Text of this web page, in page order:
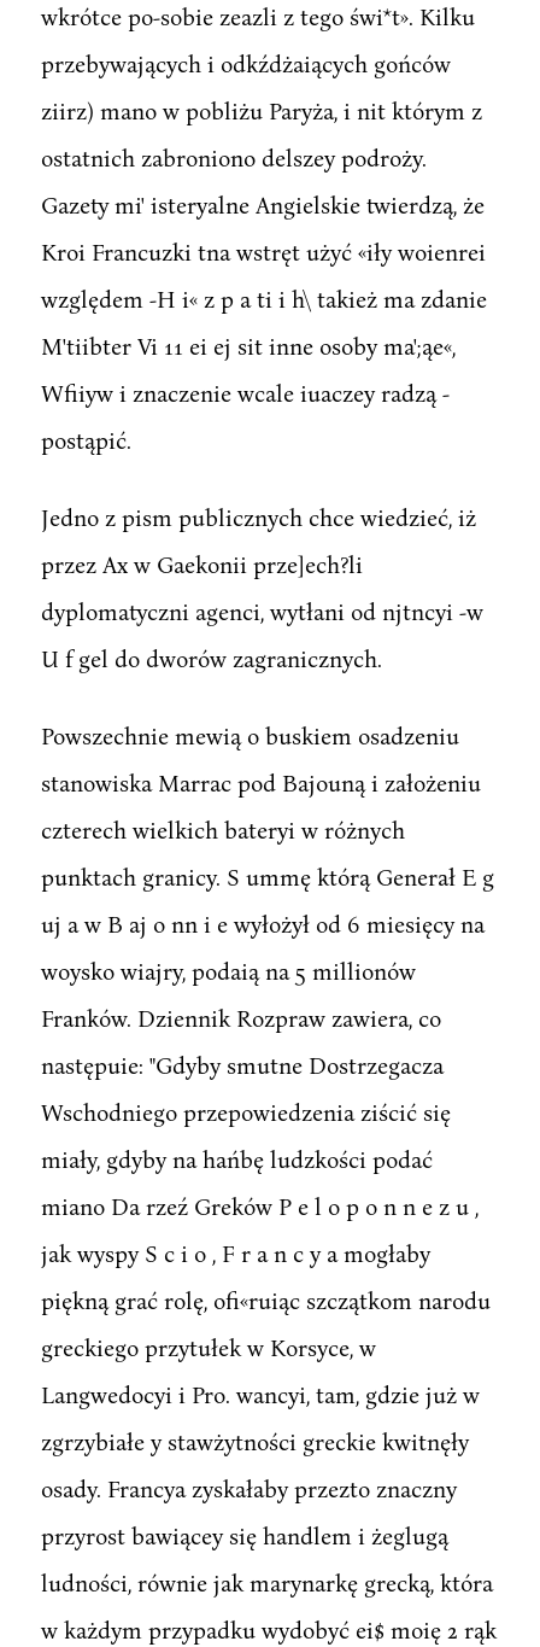
wkrótce po-sobie zeazli z tego świ*t». Kilku
przebywających i odkźdżaiących gońców
ziirz) mano w pobliżu Paryża, i nit którym z
ostatnich zabroniono delszey podroży.
Gazety mi' isteryalne Angielskie twierdzą, że
Kroi Francuzki tna wstręt użyć «iły woienrei
względem -H i« z p a ti i h\ takież ma zdanie
M'tiibter Vi 11 ei ej sit inne osoby ma';ąe«,
Wfiiyw i znaczenie wcale iuaczey radzą -
postąpić.
Jedno z pism publicznych chce wiedzieć, iż
przez Ax w Gaekonii prze]ech?li
dyplomatyczni agenci, wytłani od njtncyi -w
U f gel do dworów zagranicznych.
Powszechnie mewią o buskiem osadzeniu
stanowiska Marrac pod Bajouną i założeniu
czterech wielkich bateryi w różnych
punktach granicy. S ummę którą Generał E g
uj a w B aj o nn i e wyłożył od 6 miesięcy na
woysko wiajry, podaią na 5 millionów
Franków. Dziennik Rozpraw zawiera, co
następuie: "Gdyby smutne Dostrzegacza
Wschodniego przepowiedzenia ziścić się
miały, gdyby na hańbę ludzkości podać
miano Da rzeź Greków P e l o p o n n e z u ,
jak wyspy S c i o , F r a n c y a mogłaby
piękną grać rolę, ofi«ruiąc szczątkom narodu
greckiego przytułek w Korsyce, w
Langwedocyi i Pro. wancyi, tam, gdzie już w
zgrzybiałe y stawżytności greckie kwitnęły
osady. Francya zyskałaby przezto znaczny
przyrost bawiącey się handlem i żeglugą
ludności, równie jak marynarkę grecką, która
w każdym przypadku wydobyć ei$ moię 2 rąk